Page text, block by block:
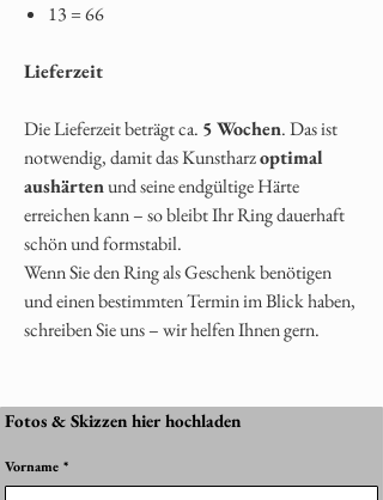
13 = 66
Lieferzeit
Die Lieferzeit beträgt ca. 5 Wochen. Das ist
notwendig, damit das Kunstharzoptimal
aushärtenund seine endgültige Härte
erreichen kann – so bleibt Ihr Ring dauerhaft
schön und formstabil.
Wenn Sie den Ring als Geschenk benötigen
und einen bestimmten Termin im Blick haben,
schreiben Sie uns – wir helfen Ihnen gern.
Fotos & Skizzen hier hochladen
Vorname *